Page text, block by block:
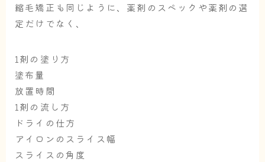
縮毛矯正も同じように、薬剤のスペックや薬剤の選
定だけでなく、
1剤の塗り方
塗布量
放置時間
1剤の流し方
ドライの仕方
アイロンのスライス幅
スライスの角度